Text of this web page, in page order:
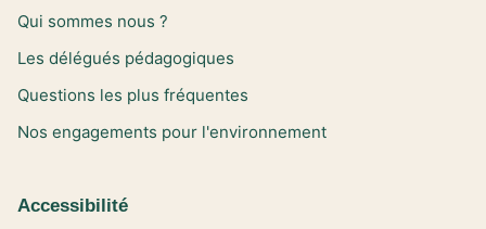
Qui sommes nous ?
Les délégués pédagogiques
Questions les plus fréquentes
Nos engagements pour l'environnement
Accessibilité